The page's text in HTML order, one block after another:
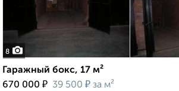
8
Гаражный бокс, 17 м²
670 000 ₽ 39 500 ₽ за м²